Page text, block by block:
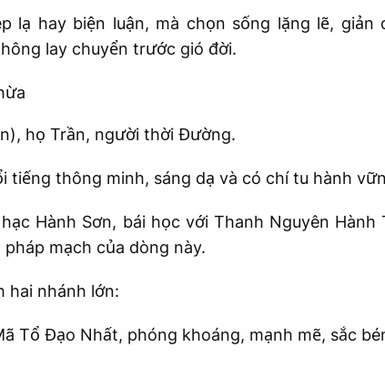
lạ hay biện luận, mà chọn sống lặng lẽ, giản
lay chuyển trước gió đời.
họ Trần, người thời Đường.
tiếng thông minh, sáng dạ và có chí tu hành
Hành Sơn, bái học với Thanh Nguyên
mạch của dòng này.
hai nhánh lớn:
Tổ Đạo Nhất, phóng khoáng, mạnh mẽ, sắc